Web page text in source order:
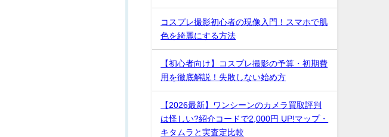
コスプレ撮影初心者の現像入門！スマホで肌
色を綺麗にする方法
【初心者向け】コスプレ撮影の予算・初期費
用を徹底解説！失敗しない始め方
【2026最新】ワンシーンのカメラ買取評判
は怪しい?紹介コードで2,000円 UP!マップ・
キタムラと実査定比較